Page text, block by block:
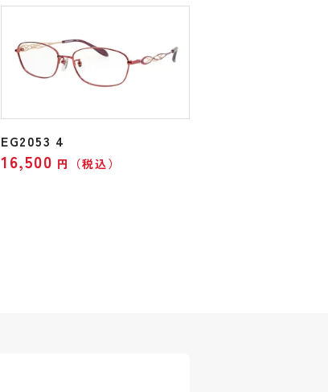
EG2053 4
16,500 円（税込）